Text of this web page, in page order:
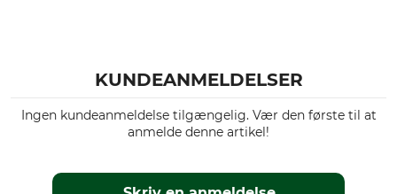
KUNDEANMELDELSER
Ingen kundeanmeldelse tilgængelig. Vær den første til at
anmelde denne artikel!